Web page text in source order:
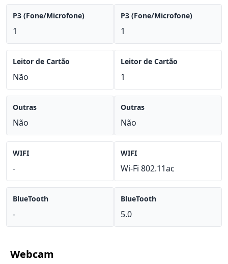
P3 (Fone/Microfone)
1
Leitor de Cartão
Não
Outras
Não
WIFI
-
BlueTooth
-
P3 (Fone/Microfone)
1
Leitor de Cartão
1
Outras
Não
WIFI
Wi-Fi 802.11ac
BlueTooth
5.0
Webcam